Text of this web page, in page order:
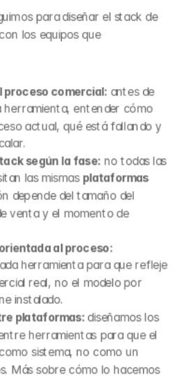
El proceso que seguimos para diseñar el stack de
los equipos que
proceso comercial: antes de
herramienta, entender cómo
actual, qué está fallando y
según la fase: no todas las
las mismas plataformas
depende del tamaño del
venta y el momento de
al proceso:
herramienta para que refleje
real, no el modelo por
instalado.
plataformas: diseñamos los
herramientas para que el
sistema, no como un
Más sobre cómo lo hacemos